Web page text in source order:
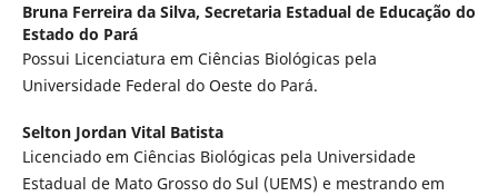
Bruna Ferreira da Silva, Secretaria Estadual de Educação do
Estado do Pará
Possui Licenciatura em Ciências Biológicas pela
Universidade Federal do Oeste do Pará.
Selton Jordan Vital Batista
Licenciado em Ciências Biológicas pela Universidade
Estadual de Mato Grosso do Sul (UEMS) e mestrando em